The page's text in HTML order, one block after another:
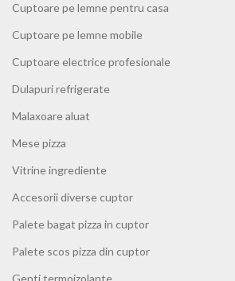
Cuptoare pe lemne pentru casa
Cuptoare pe lemne mobile
Cuptoare electrice profesionale
Dulapuri refrigerate
Malaxoare aluat
Mese pizza
Vitrine ingrediente
Accesorii diverse cuptor
Palete bagat pizza in cuptor
Palete scos pizza din cuptor